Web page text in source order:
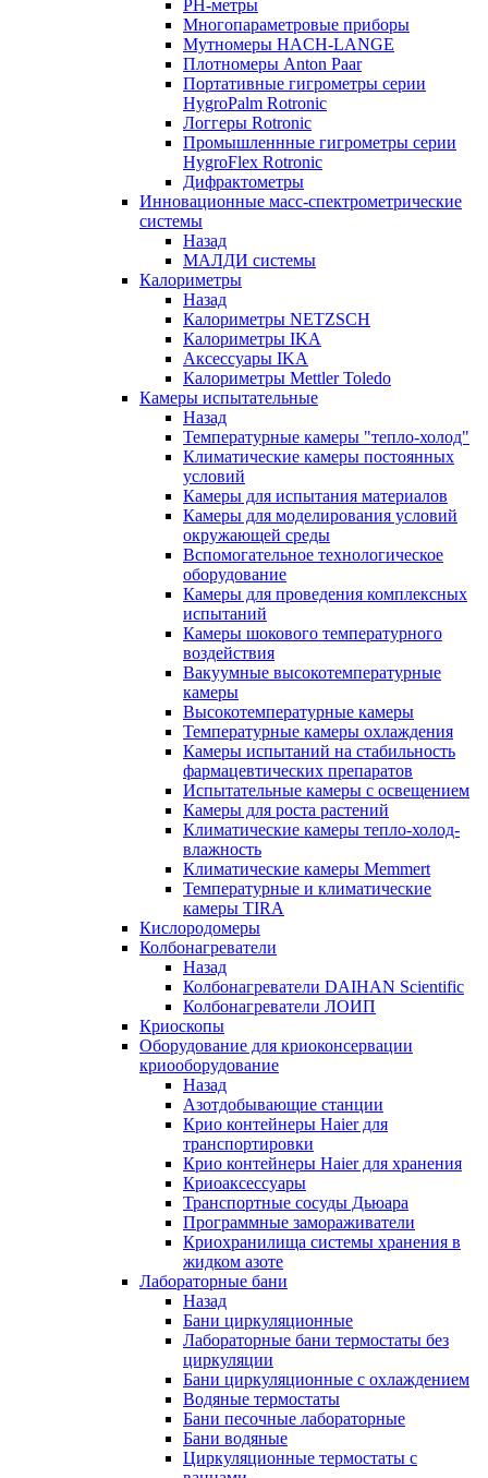
РH-метры
Многопараметровые приборы
Мутномеры HACH-LANGE
Плотномеры Anton Paar
Портативные гигрометры серии
HygroPalm Rotronic
Логгеры Rotronic
Промышленнные гигрометры серии
HygroFlex Rotronic
Дифрактометры
Инновационные масс-спектрометрические
системы
Назад
МАЛДИ системы
Калориметры
Назад
Калориметры NETZSCH
Калориметры IKA
Аксессуары IKA
Калориметры Mettler Toledo
Камеры испытательные
Назад
Температурные камеры "тепло-холод"
Климатические камеры постоянных
условий
Камеры для испытания материалов
Камеры для моделирования условий
окружающей среды
Вспомогательное технологическое
оборудование
Камеры для проведения комплексных
испытаний
Камеры шокового температурного
воздействия
Вакуумные высокотемпературные
камеры
Высокотемпературные камеры
Температурные камеры охлаждения
Камеры испытаний на стабильность
фармацевтических препаратов
Испытательные камеры с освещением
Камеры для роста растений
Климатические камеры тепло-холод-
влажность
Климатические камеры Memmert
Температурные и климатические
камеры TIRA
Кислородомеры
Колбонагреватели
Назад
Колбонагреватели DAIHAN Scientific
Колбонагреватели ЛОИП
Криоскопы
Оборудование для криоконсервации
криооборудование
Назад
Азотдобывающие станции
Крио контейнеры Haier для
транспортировки
Крио контейнеры Haier для хранения
Криоаксессуары
Транспортные сосуды Дьюара
Программные замораживатели
Криохранилища системы хранения в
жидком азоте
Лабораторные бани
Назад
Бани циркуляционные
Лабораторные бани термостаты без
циркуляции
Бани циркуляционные с охлаждением
Водяные термостаты
Бани песочные лабораторные
Бани водяные
Циркуляционные термостаты с